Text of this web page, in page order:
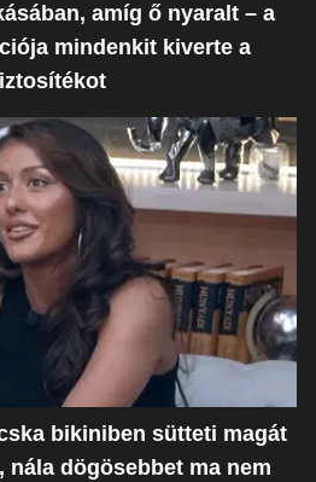
amíg ő nyaralt – a
mindenkit kiverte a
bikiniben sütteti magát
nála dögösebbet ma nem